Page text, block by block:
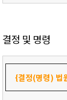
결정 및 명령
{결정(명령) 법